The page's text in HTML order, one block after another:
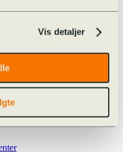
Vis detaljer
hjælp
tid
tid (ny i 1.g)